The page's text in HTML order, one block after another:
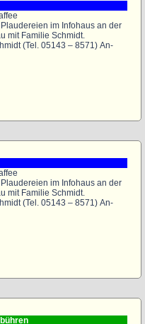
im Infohaus an der
mit Familie Schmidt.
(Tel. 05143 – 8571) An-
im Infohaus an der
mit Familie Schmidt.
(Tel. 05143 – 8571) An-